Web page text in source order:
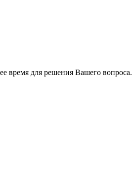
время для решения Вашего вопроса.